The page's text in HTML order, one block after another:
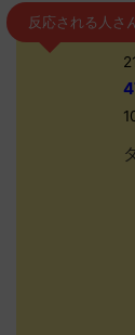
反応される人さ